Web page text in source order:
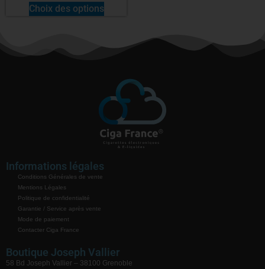
Choix des options
Informations légales
Conditions Générales de vente
Mentions Légales
Politique de confidentialité
Garantie / Service après vente
Mode de paiement
Contacter Ciga France
Boutique Joseph Vallier
58 Bd Joseph Vallier – 38100 Grenoble